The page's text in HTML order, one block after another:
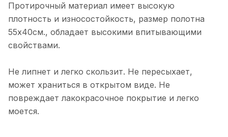
Протирочный материал имеет высокую
плотность и износостойкость, размер полотна
55х40см., обладает высокими впитывающими
свойствами.
Не липнет и легко скользит. Не пересыхает,
может храниться в открытом виде. Не
повреждает лакокрасочное покрытие и легко
моется.